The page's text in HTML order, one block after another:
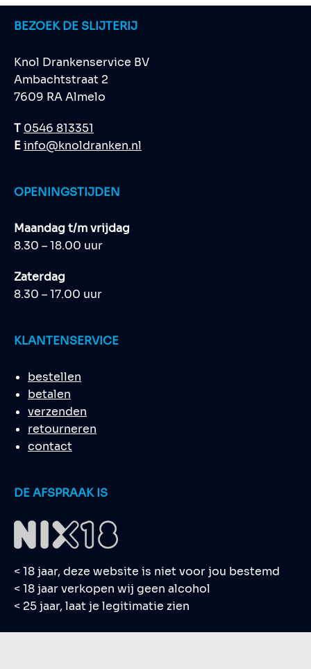
BEZOEK DE SLIJTERIJ
Knol Drankenservice BV
Ambachtstraat 2
7609 RA Almelo
T 0546 813351
Einfo@knoldranken.nl
OPENINGSTIJDEN
Maandag t/m vrijdag
8.30 – 18.00 uur
Zaterdag
8.30 – 17.00 uur
KLANTENSERVICE
bestellen
betalen
verzenden
retourneren
contact
DE AFSPRAAK IS
< 18 jaar, deze website is niet voor jou bestemd
< 18 jaar verkopen wij geen alcohol
< 25 jaar, laat je legitimatie zien